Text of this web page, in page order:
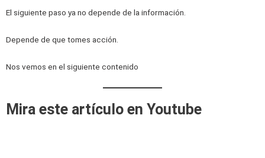
El siguiente paso ya no depende de la información.
Depende de que tomes acción.
Nos vemos en el siguiente contenido
Mira este artículo en Youtube